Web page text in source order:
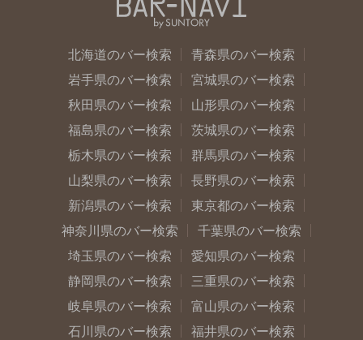
北海道のバー検索
青森県のバー検索
岩手県のバー検索
宮城県のバー検索
秋田県のバー検索
山形県のバー検索
福島県のバー検索
茨城県のバー検索
栃木県のバー検索
群馬県のバー検索
山梨県のバー検索
長野県のバー検索
新潟県のバー検索
東京都のバー検索
神奈川県のバー検索
千葉県のバー検索
埼玉県のバー検索
愛知県のバー検索
静岡県のバー検索
三重県のバー検索
岐阜県のバー検索
富山県のバー検索
石川県のバー検索
福井県のバー検索